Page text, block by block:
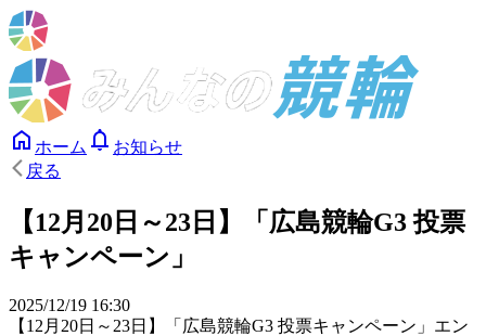
ホーム
お知らせ
戻る
【12月20日～23日】「広島競輪G3 投票
キャンペーン」
2025/12/19 16:30
【12月20日～23日】「広島競輪G3 投票キャンペーン」エン